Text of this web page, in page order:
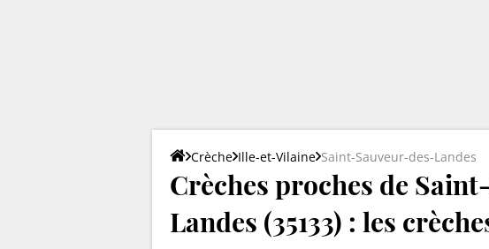
Crèche Ille-et-Vilaine Saint-Sauveur-des-Landes
Crèches proches de
Landes (35133) : les